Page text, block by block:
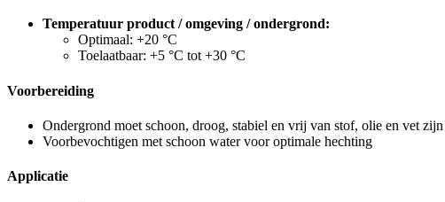
Temperatuur product / omgeving / ondergrond:
Optimaal: +20 °C
Toelaatbaar: +5 °C tot +30 °C
Voorbereiding
Ondergrond moet schoon, droog, stabiel en vrij van stof, olie en vet zijn
Voorbevochtigen met schoon water voor optimale hechting
Applicatie